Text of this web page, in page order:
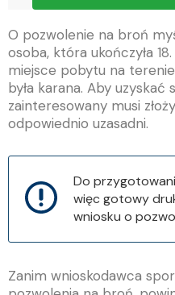
O pozwolenie na broń
osoba, która ukończyła
miejsce pobytu na
była karana. Aby
zainteresowany musi
odpowiednio uzasadni.
Do
więc gotowy
wniosku o
Zanim wnioskodawca